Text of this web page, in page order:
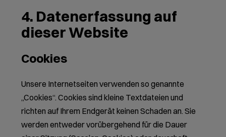
4. Datenerfassung auf
dieser Website
Cookies
Unsere Internetseiten verwenden so genannte
„Cookies“. Cookies sind kleine Textdateien und
richten auf Ihrem Endgerät keinen Schaden an. Sie
werden entweder vorübergehend für die Dauer